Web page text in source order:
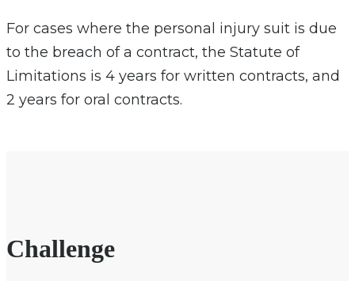
For cases where the personal injury suit is due
to the breach of a contract, the Statute of
Limitations is 4 years for written contracts, and
2 years for oral contracts.
Challenge